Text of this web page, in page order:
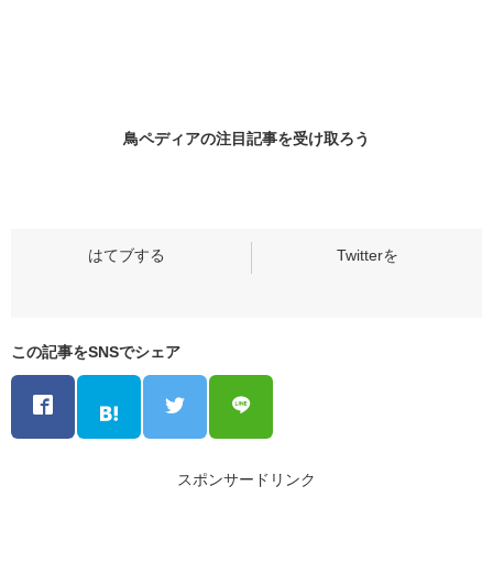
鳥ペディアの注目記事を受け取ろう
この記事をSNSでシェア
スポンサードリンク